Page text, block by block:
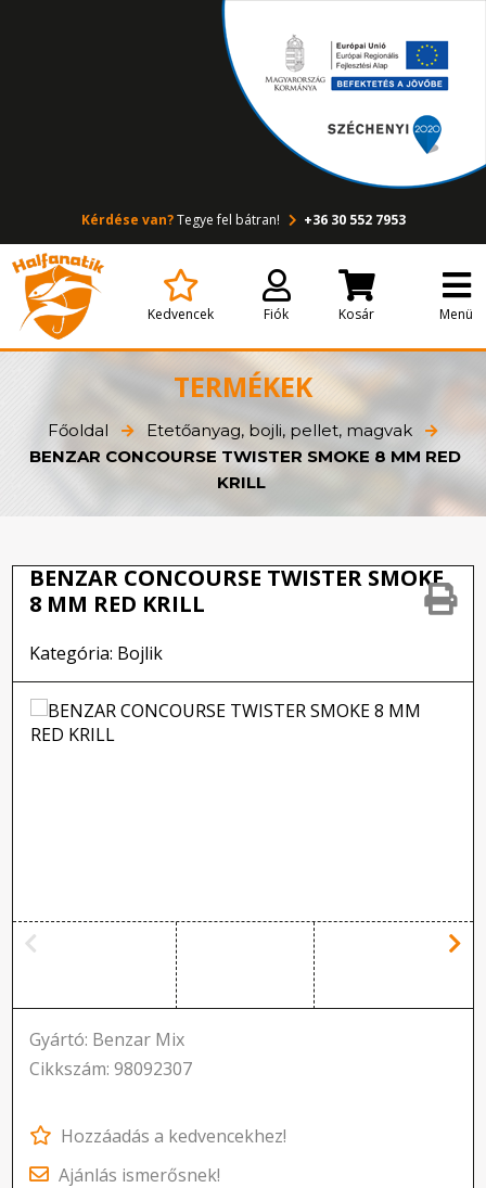
Kérdése van?Tegye fel bátran! +36 30 552 7953
Kedvencek Fiók Kosár Menü
TERMÉKEK
Főoldal
Etetőanyag, bojli, pellet, magvak
BENZAR CONCOURSE TWISTER SMOKE 8 MM RED
KRILL
BENZAR CONCOURSE TWISTER SMOKE
8 MM RED KRILL
Kategória: Bojlik
Gyártó: Benzar Mix
Cikkszám: 98092307
Hozzáadás a kedvencekhez!
Ajánlás ismerősnek!